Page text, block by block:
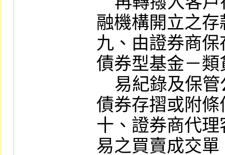
融機構開立之
九、由證券商
債券型基金－
債券存摺或附
十、證券商代
易之買賣成交